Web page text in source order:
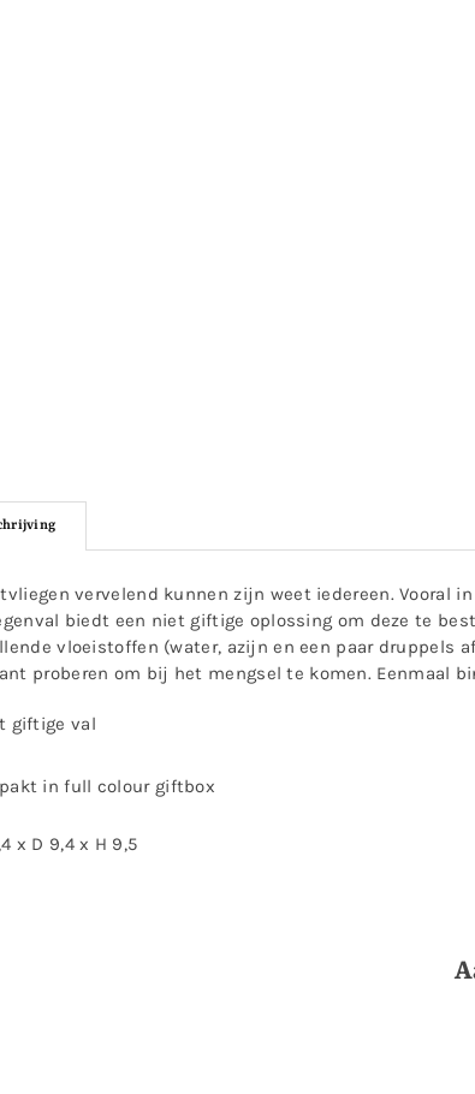
vervelend kunnen zijn weet iedereen. Vooral
biedt een niet giftige oplossing om deze te
vloeistoffen (water, azijn en een paar druppels
proberen om bij het mengsel te komen. Eenmaal
giftige val
in full colour giftbox
x D 9,4 x H 9,5